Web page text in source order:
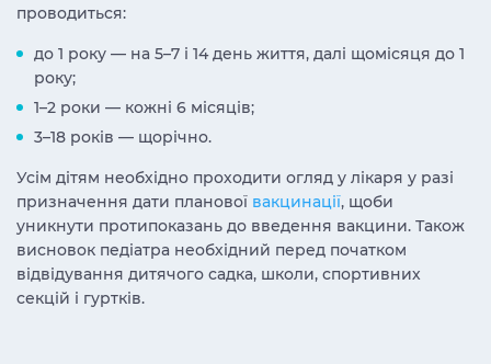
проводиться:
до 1 року — на 5–7 і 14 день життя, далі щомісяця до 1
року;
1–2 роки — кожні 6 місяців;
3–18 років — щорічно.
Усім дітям необхідно проходити огляд у лікаря у разі
призначення дати планової вакцинації, щоби
уникнути протипоказань до введення вакцини. Також
висновок педіатра необхідний перед початком
відвідування дитячого садка, школи, спортивних
секцій і гуртків.